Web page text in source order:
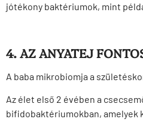
jótékony baktériumok, mint
4. AZ ANYATEJ
A baba mikrobiomja a
Az élet első 2 évében a
bifidobaktériumokban, amelyek